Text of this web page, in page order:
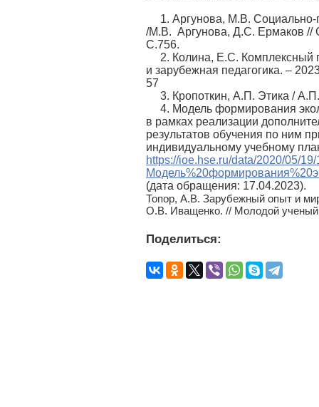
1. Аргунова, М.В. Социально-
/М.В. Аргунова, Д.С. Ермаков //
С.756.
2. Колина, Е.С. Комплексный
и зарубежная педагогика. –
57
3. Кропоткин, А.П. Этика /
4. Модель формирования
в рамках реализации
результатов обучения по ним
индивидуальному учебному
https://ioe.hse.ru/data/2020/05/
(дата обращения: 17.04.2023).
Топор, А.В. Зарубежный опыт и
О.В. Иващенко. // Молодой
Поделиться: